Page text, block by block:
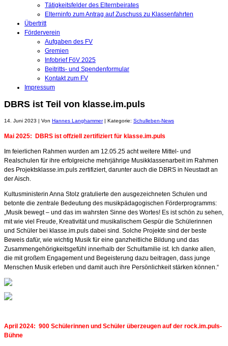
Tätigkeitsfelder des Elternbeirates
Elterninfo zum Antrag auf Zuschuss zu Klassenfahrten
Übertritt
Förderverein
Aufgaben des FV
Gremien
Infobrief FöV 2025
Beitritts- und Spendenformular
Kontakt zum FV
Impressum
DBRS ist Teil von klasse.im.puls
14. Juni 2023 | Von Hannes Langhammer| Kategorie: Schulleben-News
Mai 2025: DBRS ist offziell zertifiziert für klasse.im.puls
Im feierlichen Rahmen wurden am 12.05.25 acht weitere Mittel- und
Realschulen für ihre erfolgreiche mehrjährige Musikklassenarbeit im Rahmen
des Projektsklasse.im.puls zertifiziert, darunter auch die DBRS in Neustadt an
der Aisch.
Kultusministerin Anna Stolz gratulierte den ausgezeichneten Schulen und
betonte die zentrale Bedeutung des musikpädagogischen Förderprogramms:
„Musik bewegt – und das im wahrsten Sinne des Wortes! Es ist schön zu sehen,
mit wie viel Freude, Kreativität und musikalischem Gespür die Schülerinnen
und Schüler bei klasse.im.puls dabei sind. Solche Projekte sind der beste
Beweis dafür, wie wichtig Musik für eine ganzheitliche Bildung und das
Zusammengehörigkeitsgefühl innerhalb der Schulfamilie ist. Ich danke allen,
die mit großem Engagement und Begeisterung dazu beitragen, dass junge
Menschen Musik erleben und damit auch ihre Persönlichkeit stärken können.“
April 2024: 900 Schülerinnen und Schüler überzeugen auf der rock.im.puls-
Bühne